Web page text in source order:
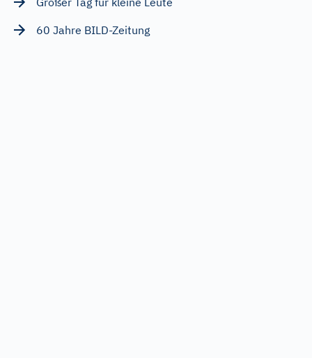
60 Jahre BILD-Zeitung